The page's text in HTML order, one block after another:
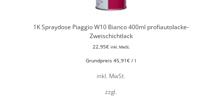
1K Spraydose Piaggio W10 Bianco 400ml profiautolacke-
Zweischichtlack
22,95€ inkl. MwSt.
Grundpreis 45,91€ / l
inkl. MwSt.
zzgl.